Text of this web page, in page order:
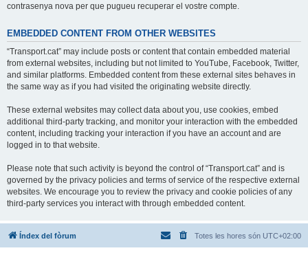
contrasenya nova per que pugueu recuperar el vostre compte.
EMBEDDED CONTENT FROM OTHER WEBSITES
“Transport.cat” may include posts or content that contain embedded material
from external websites, including but not limited to YouTube, Facebook, Twitter,
and similar platforms. Embedded content from these external sites behaves in
the same way as if you had visited the originating website directly.
These external websites may collect data about you, use cookies, embed
additional third-party tracking, and monitor your interaction with the embedded
content, including tracking your interaction if you have an account and are
logged in to that website.
Please note that such activity is beyond the control of “Transport.cat” and is
governed by the privacy policies and terms of service of the respective external
websites. We encourage you to review the privacy and cookie policies of any
third-party services you interact with through embedded content.
Índex del fòrum Totes les hores són UTC+02:00